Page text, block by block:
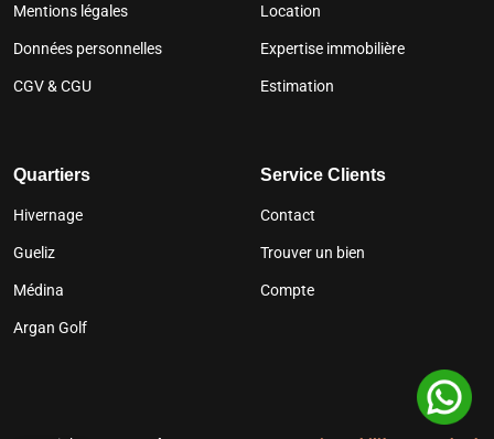
Mentions légales
Données personnelles
CGV & CGU
Location
Expertise immobilière
Estimation
Quartiers
Hivernage
Gueliz
Médina
Argan Golf
Service Clients
Contact
Trouver un bien
Compte